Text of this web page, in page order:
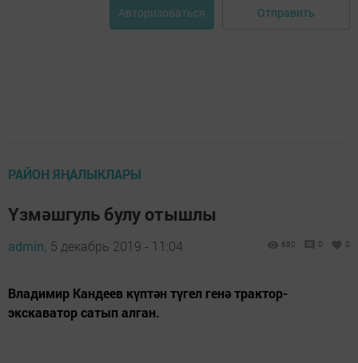
Авторизоваться Отправить
РАЙОН ЯҢАЛЫКЛАРЫ
Үзмәшгуль булу отышлы
admin, 5 декабрь 2019 - 11:04 680 0 0
Владимир Кандеев күптән түгел генә трактор-
экскаватор сатып алган.